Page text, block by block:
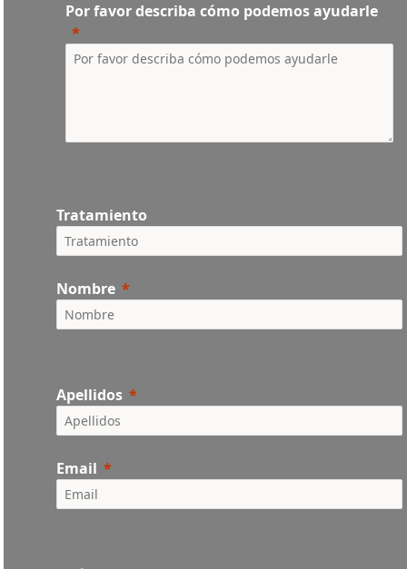
Por favor describa cómo podemos ayudarle
Tratamiento
Nombre
Apellidos
Email